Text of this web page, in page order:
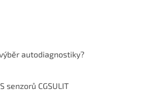
autodiagnostiky?
senzorů CGSULIT